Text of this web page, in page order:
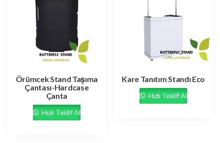
Örümcek Stand Taşıma
Çantası-Hardcase
Çanta
Hızlı Teklif Al
Kare Tanıtım Standı Eco
Hızlı Teklif Al